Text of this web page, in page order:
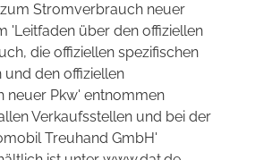
Stromverbrauch neuer
'Leitfaden über den offiziellen
die offiziellen spezifischen
und den offiziellen
neuer Pkw' entnommen
Verkaufsstellen und bei der
Treuhand GmbH'